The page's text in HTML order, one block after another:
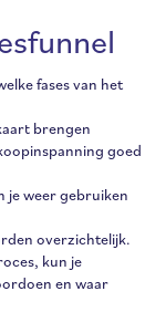
fases van het
brengen
goed
je weer gebruiken
overzichtelijk.
kun je
en waar